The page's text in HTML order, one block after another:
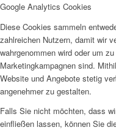
Google Analytics Cookies
Diese Cookies sammeln
zahlreichen Nutzern, damit wir
wahrgenommen wird oder um
Marketingkampagnen sind.
Website und Angebote stetig
angenehmer zu gestalten.
Falls Sie nicht möchten, dass
einfließen lassen, können Sie